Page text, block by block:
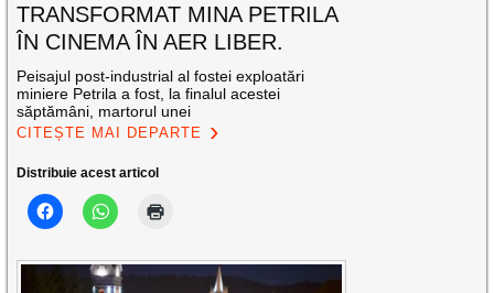
TRANSFORMAT MINA PETRILA
ÎN CINEMA ÎN AER LIBER.
Peisajul post-industrial al fostei exploatări
miniere Petrila a fost, la finalul acestei
săptămâni, martorul unei
CITEȘTE MAI DEPARTE
Distribuie acest articol